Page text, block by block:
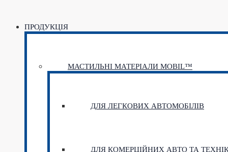
ПРОДУКЦІЯ
МАСТИЛЬНІ МАТЕРІАЛИ MOBIL™
ДЛЯ ЛЕГКОВИХ АВТОМОБІЛІВ
ДЛЯ КОМЕРЦІЙНИХ АВТО ТА